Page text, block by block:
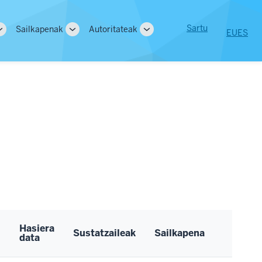
Sailkapenak
ToggleAutoritateak
Toggle
User
menu
Sartu EUES
Hasiera
data Sustatzaileak Sailkapena